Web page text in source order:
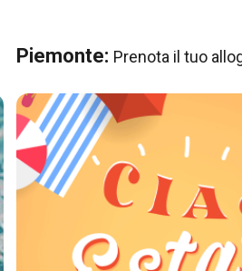
Piemonte: Prenota il tuo